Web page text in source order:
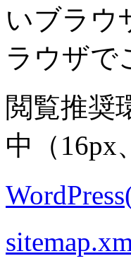
いブラウ
ラウザで
閲覧推奨
中
（